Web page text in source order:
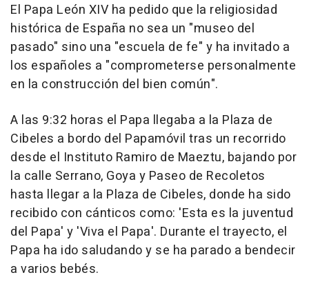
El Papa León XIV ha pedido que la religiosidad
histórica de España no sea un "museo del
pasado" sino una "escuela de fe" y ha invitado a
los españoles a "comprometerse personalmente
en la construcción del bien común".
A las 9:32 horas el Papa llegaba a la Plaza de
Cibeles a bordo del Papamóvil tras un recorrido
desde el Instituto Ramiro de Maeztu, bajando por
la calle Serrano, Goya y Paseo de Recoletos
hasta llegar a la Plaza de Cibeles, donde ha sido
recibido con cánticos como: 'Esta es la juventud
del Papa' y 'Viva el Papa'. Durante el trayecto, el
Papa ha ido saludando y se ha parado a bendecir
a varios bebés.